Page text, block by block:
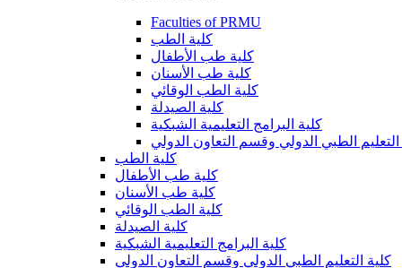
Faculties of PRMU
كلية الطب
كلية طب الأطفال
كلية طب الأسنان
كلية الطب الوقائي
كلية الصيدلة
كلية البرامج التعليمية الشبكية
التعليم الطبي الدولي وقسم التعاون الدولي
كلية الطب
كلية طب الأطفال
كلية طب الأسنان
كلية الطب الوقائي
كلية الصيدلة
كلية البرامج التعليمية الشبكية
كلية التعليم الطبي الدولي وقسم التعاون الدولي